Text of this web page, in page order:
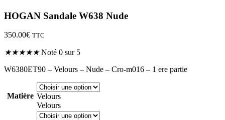
HOGAN Sandale W638 Nude
350.00€ TTC
★★★★★ Noté 0 sur 5
W6380ET90 – Velours – Nude – Cro-m016 – 1 ere partie
Matière Velours
Velours